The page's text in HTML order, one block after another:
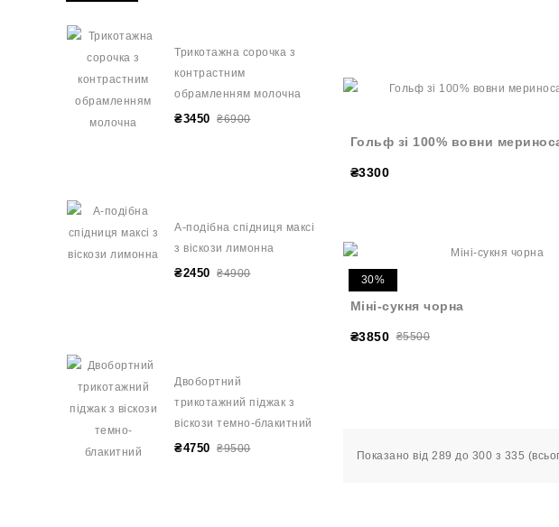
Трикотажна сорочка з
контрастним
обрамленням молочна
₴3450 ₴6900
А-подібна спідниця максі
з віскози лимонна
₴2450 ₴4900
Двобортний
трикотажний піджак з
віскози темно-блакитний
₴4750 ₴9500
Гольф зі 100% вовни
₴3300
30%
Міні-сукня чорна
₴3850 ₴5500
Показано від 289 до 300 з 335